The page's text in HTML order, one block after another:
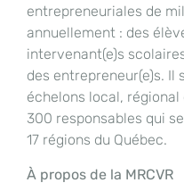
entrepreneuriales de
annuellement : des
intervenant(e)s
des entrepreneur(e)s. Il
échelons local,
300 responsables qui
17 régions du Québec.
À propos de la MRCVR